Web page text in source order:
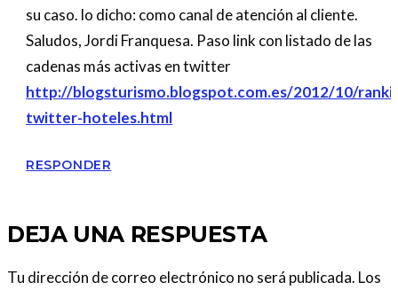
su caso. lo dicho: como canal de atención al cliente.
Saludos, Jordi Franquesa. Paso link con listado de las
cadenas más activas en twitter
http://blogsturismo.blogspot.com.es/2012/10/
twitter-hoteles.html
RESPONDER
DEJA UNA RESPUESTA
Tu dirección de correo electrónico no será publicada. Los